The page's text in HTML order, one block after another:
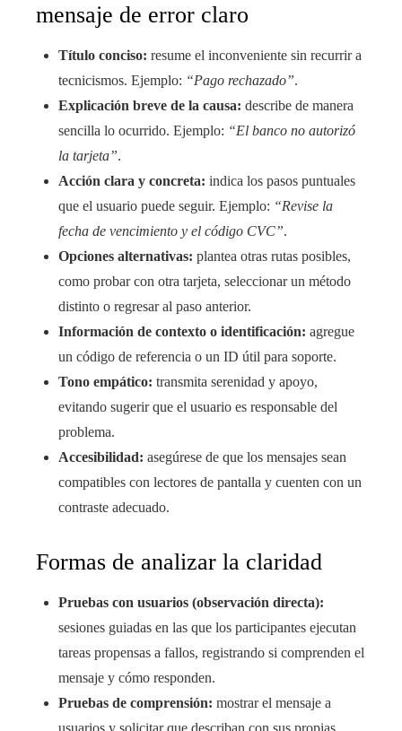
mensaje de error claro
Título conciso: resume el inconveniente sin recurrir a
tecnicismos. Ejemplo: “Pago rechazado”.
Explicación breve de la causa: describe de manera
sencilla lo ocurrido. Ejemplo: “El banco no autorizó
la tarjeta”.
Acción clara y concreta: indica los pasos puntuales
que el usuario puede seguir. Ejemplo: “Revise la
fecha de vencimiento y el código CVC”.
Opciones alternativas: plantea otras rutas posibles,
como probar con otra tarjeta, seleccionar un método
distinto o regresar al paso anterior.
Información de contexto o identificación: agregue
un código de referencia o un ID útil para soporte.
Tono empático: transmita serenidad y apoyo,
evitando sugerir que el usuario es responsable del
problema.
Accesibilidad: asegúrese de que los mensajes sean
compatibles con lectores de pantalla y cuenten con un
contraste adecuado.
Formas de analizar la claridad
Pruebas con usuarios (observación directa):
sesiones guiadas en las que los participantes ejecutan
tareas propensas a fallos, registrando si comprenden el
mensaje y cómo responden.
Pruebas de comprensión: mostrar el mensaje a
usuarios y solicitar que describan con sus propias